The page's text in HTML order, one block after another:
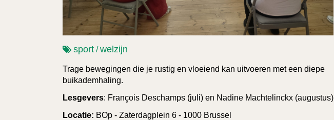
sport /welzijn
Trage bewegingen die je rustig en vloeiend kan uitvoeren met een diepe
buikademhaling.
Lesgevers: François Deschamps (juli) en Nadine Machtelinckx (augustus)
Locatie: BOp - Zaterdagplein 6 - 1000 Brussel